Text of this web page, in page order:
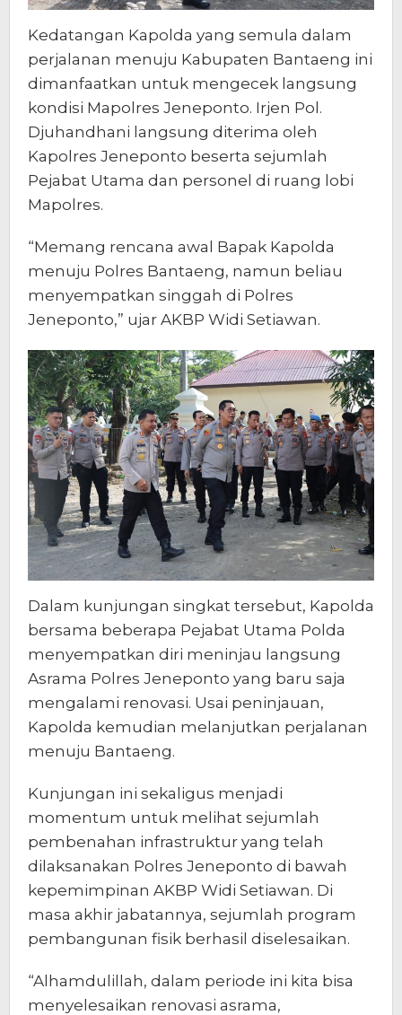
Kedatangan Kapolda yang semula dalam
perjalanan menuju Kabupaten Bantaeng ini
dimanfaatkan untuk mengecek langsung
kondisi Mapolres Jeneponto. Irjen Pol.
Djuhandhani langsung diterima oleh
Kapolres Jeneponto beserta sejumlah
Pejabat Utama dan personel di ruang lobi
Mapolres.
“Memang rencana awal Bapak Kapolda
menuju Polres Bantaeng, namun beliau
menyempatkan singgah di Polres
Jeneponto,” ujar AKBP Widi Setiawan.
Dalam kunjungan singkat tersebut, Kapolda
bersama beberapa Pejabat Utama Polda
menyempatkan diri meninjau langsung
Asrama Polres Jeneponto yang baru saja
mengalami renovasi. Usai peninjauan,
Kapolda kemudian melanjutkan perjalanan
menuju Bantaeng.
Kunjungan ini sekaligus menjadi
momentum untuk melihat sejumlah
pembenahan infrastruktur yang telah
dilaksanakan Polres Jeneponto di bawah
kepemimpinan AKBP Widi Setiawan. Di
masa akhir jabatannya, sejumlah program
pembangunan fisik berhasil diselesaikan.
“Alhamdulillah, dalam periode ini kita bisa
menyelesaikan renovasi asrama,